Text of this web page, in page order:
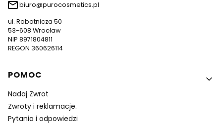
biuro@purocosmetics.pl
ul. Robotnicza 50
53-608 Wrocław
NIP 8971804811
REGON 360626114
Linki w stopce
POMOC
Nadaj Zwrot
Zwroty i reklamacje.
Pytania i odpowiedzi